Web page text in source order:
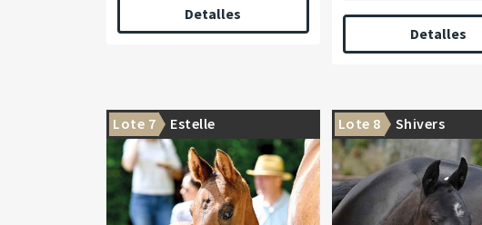
Detalles
Detalles
Lote 7 Estelle Lote 8 Shivers